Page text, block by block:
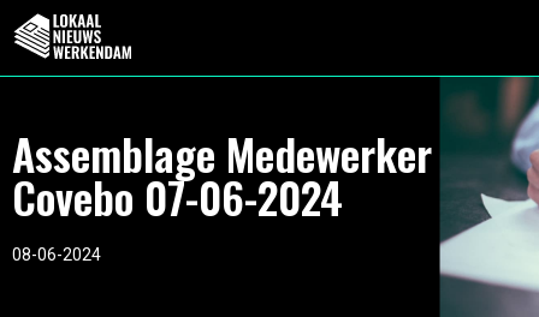
Assemblage Medewerker
Covebo 07-06-2024
08-06-2024